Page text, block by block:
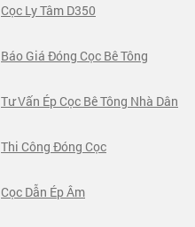
Cọc Ly Tâm D350
Báo Giá Đóng Cọc Bê Tông
Tư Vấn Ép Cọc Bê Tông Nhà Dân
Thi Công Đóng Cọc
Cọc Dẫn Ép Âm